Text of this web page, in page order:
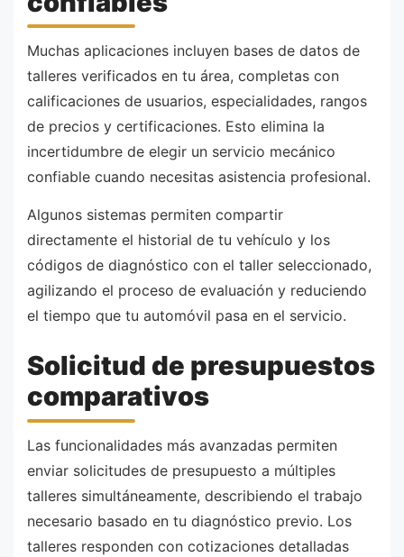
Muchas aplicaciones incluyen bases de datos de
talleres verificados en tu área, completas con
calificaciones de usuarios, especialidades, rangos
de precios y certificaciones. Esto elimina la
incertidumbre de elegir un servicio mecánico
confiable cuando necesitas asistencia profesional.
Algunos sistemas permiten compartir
directamente el historial de tu vehículo y los
códigos de diagnóstico con el taller seleccionado,
agilizando el proceso de evaluación y reduciendo
el tiempo que tu automóvil pasa en el servicio.
Solicitud de presupuestos
comparativos
Las funcionalidades más avanzadas permiten
enviar solicitudes de presupuesto a múltiples
talleres simultáneamente, describiendo el trabajo
necesario basado en tu diagnóstico previo. Los
talleres responden con cotizaciones detalladas